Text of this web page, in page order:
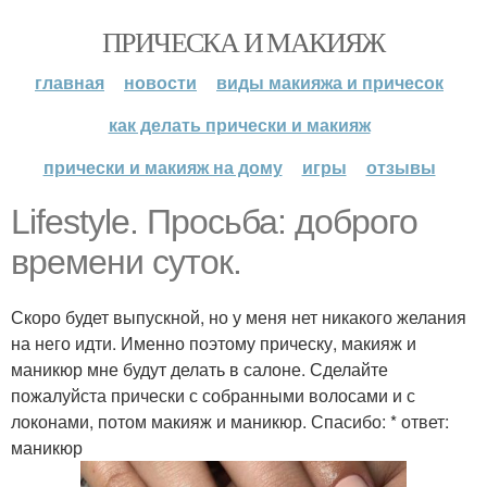
ПРИЧЕСКА И МАКИЯЖ
главная новости
виды макияжа и причесок
как делать прически и макияж
прически и макияж на дому
игры отзывы
Lifestyle. Просьба: доброго
времени суток.
Скоро будет выпускной, но у меня нет никакого желания
на него идти. Именно поэтому прическу, макияж и
маникюр мне будут делать в салоне. Сделайте
пожалуйста прически с собранными волосами и с
локонами, потом макияж и маникюр. Спасибо: * ответ:
маникюр